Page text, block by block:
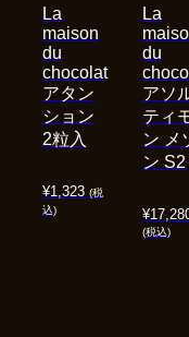
¥1,323 (税
込)
La
maison
du
chocolat
アタン
ション
2粒入
¥
(税込)
La
du
アソ
ティ
ン メ
ン S2